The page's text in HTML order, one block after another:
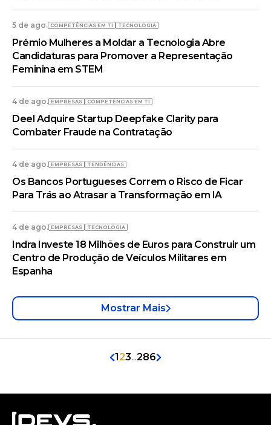
5 de ago. COMPETÊNCIAS EM TI TECNOLOGIA
Prémio Mulheres a Moldar a Tecnologia Abre
Candidaturas para Promover a Representação
Feminina em STEM
4 de ago. EMPRESAS COMPETÊNCIAS EM TI
Deel Adquire Startup Deepfake Clarity para
Combater Fraude na Contratação
4 de ago. EMPRESAS TENDÊNCIAS
Os Bancos Portugueses Correm o Risco de Ficar
Para Trás ao Atrasar a Transformação em IA
4 de ago. EMPRESAS TECNOLOGIA
Indra Investe 18 Milhões de Euros para Construir um
Centro de Produção de Veículos Militares em
Espanha
Mostrar Mais
1 23...286